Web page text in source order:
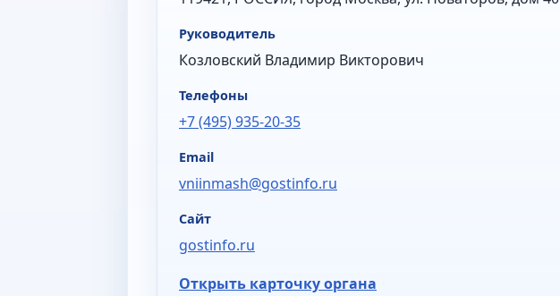
Руководитель
Козловский Владимир Викторович
Телефоны
+7 (495) 935-20-35
Email
vniinmash@gostinfo.ru
Сайт
gostinfo.ru
Открыть карточку органа